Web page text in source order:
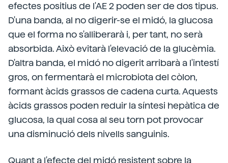
efectes positius de l'AE 2 poden ser de dos tipus.
D'una banda, al no digerir-se el midó, la glucosa
que el forma no s'alliberarà i, per tant, no serà
absorbida. Això evitarà l'elevació de la glucèmia.
D'altra banda, el midó no digerit arribarà a l'intestí
gros, on fermentarà el microbiota del còlon,
formant àcids grassos de cadena curta. Aquests
àcids grassos poden reduir la síntesi hepàtica de
glucosa, la qual cosa al seu torn pot provocar
una disminució dels nivells sanguinis.
Quant a l'efecte del midó resistent sobre la